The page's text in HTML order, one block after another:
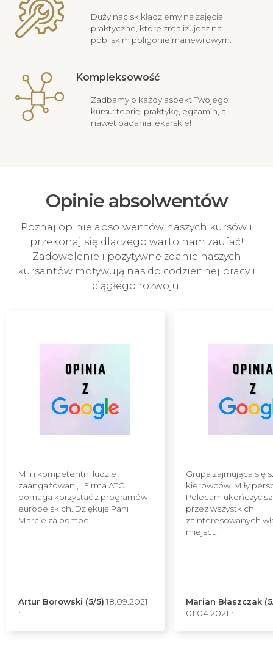
Duży nacisk kładziemy na zajęcia
praktyczne, które zrealizujesz na
pobliskim poligonie manewrowym.
Kompleksowość
Zadbamy o każdy aspekt Twojego
kursu: teorię, praktykę, egzamin, a
nawet badania lekarskie!
Opinie absolwentów
Poznaj opinie absolwentów naszych kursów i
przekonaj się dlaczego warto nam zaufać!
Zadowolenie i pozytywne zdanie naszych
kursantów motywują nas do codziennej pracy i
ciągłego rozwoju.
Mili i kompetentni ludzie ,
zaangażowani, . Firma ATC
pomaga korzystać z programów
europejskich. Dziękuję Pani
Marcie za pomoc.
Artur Borowski (5/5) 18.09.2021
r.
Grupa zajmująca się
kierowców. Miły
Polecam ukończyć
przez wszystkich
zainteresowanych
miejscu.
Marian Błaszczak
01.04.2021 r.